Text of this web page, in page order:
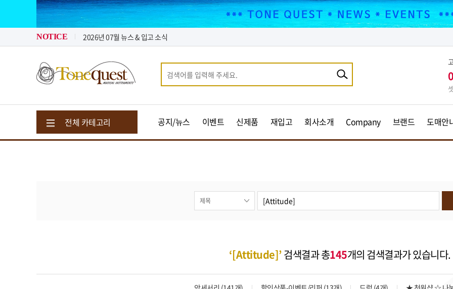
NOTICE
2026년 07월 뉴스 & 입고 소식
톤퀘스트가 "퀵 비용" 지원해 드립니다.
전체 카테고리 공지/뉴스 이벤트 신제품 재입고 회사소개 Company 브랜드 도매안
‘[Attitude]’검색결과 총145개의 검색결과가 있습니다.